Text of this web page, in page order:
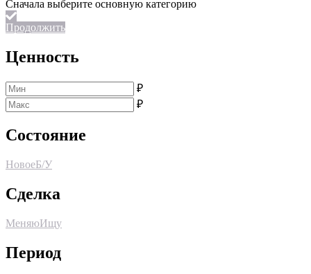
Продолжить
Ценность
₽
₽
Состояние
НовоеБ/У
Сделка
МеняюИщу
Период